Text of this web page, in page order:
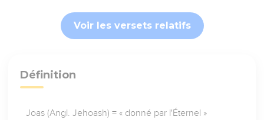
Voir les versets relatifs
Définition
Joas (Angl. Jehoash) = « donné par l'Éternel »